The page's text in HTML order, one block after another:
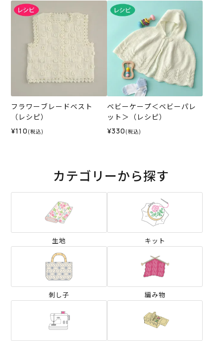
フラワーブレードベスト
（レシピ）
¥110 (税込)
ベビーケープ＜ベビーパレ
ット＞（レシピ）
¥330 (税込)
カテゴリーから探す
生地 キット
刺し子 編み物